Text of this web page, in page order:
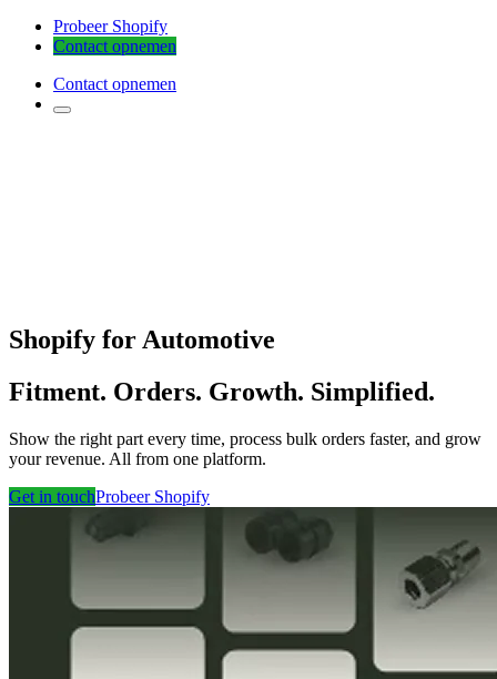
Probeer Shopify
Contact opnemen
Contact opnemen
Shopify for Automotive
Fitment. Orders. Growth. Simplified.
Show the right part every time, process bulk orders faster, and grow
your revenue. All from one platform.
Get in touchProbeer Shopify